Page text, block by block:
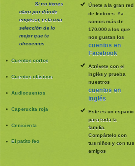
Si no tienes
claro por dónde
empezar, esta una
selección de lo
mejor que te
ofrecemos
Cuentos cortos
Cuentos clásicos
Audiocuentos
Caperucita roja
Cenicienta
El patito feo
Únete a la gran red
de lectores. Ya
somos más de
170.000 a los que
nos gustan los
cuentos en
Facebook
Atrévete con el
inglés y prueba
nuestros
cuentos en
inglés
Este es un espacio
para toda la
familia
Compártelo con
tus niños y con tus
amigos